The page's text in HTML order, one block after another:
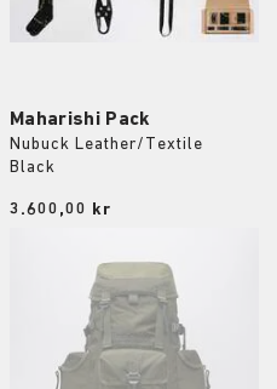
Maharishi Pack
Nubuck Leather/Textile
Black
Price:
3.600,00 kr